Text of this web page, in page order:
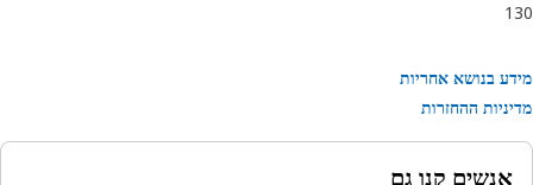
בנושא אחריות
ההחזרות
אנשים קנו גם